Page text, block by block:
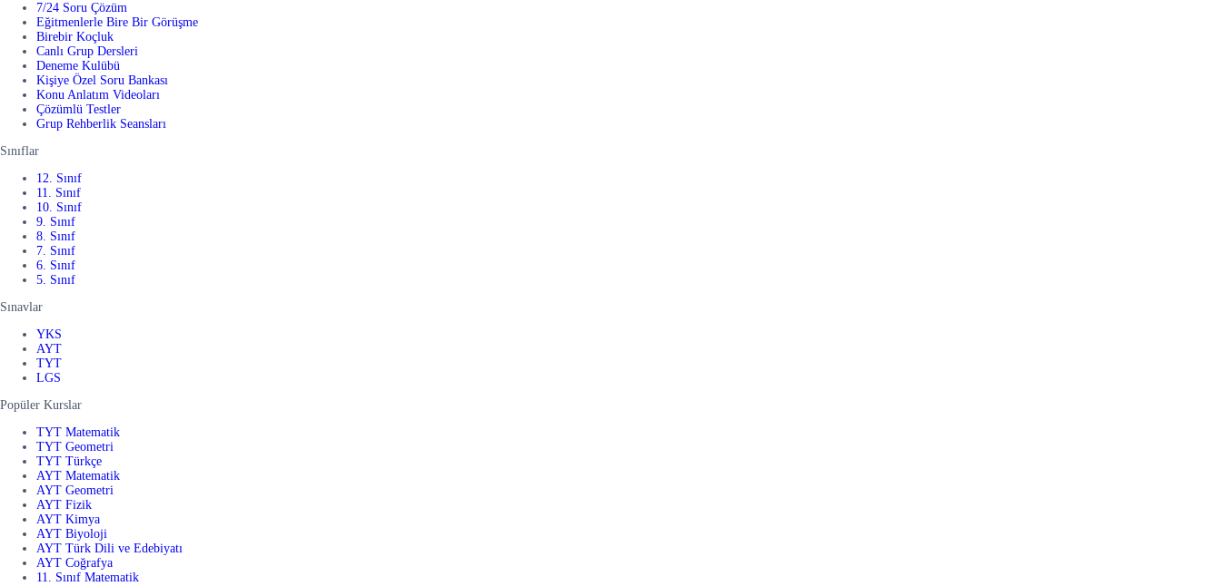
7/24 Soru Çözüm
Eğitmenlerle Bire Bir Görüşme
Birebir Koçluk
Canlı Grup Dersleri
Deneme Kulübü
Kişiye Özel Soru Bankası
Konu Anlatım Videoları
Çözümlü Testler
Grup Rehberlik Seansları
Sınıflar
12. Sınıf
11. Sınıf
10. Sınıf
9. Sınıf
8. Sınıf
7. Sınıf
6. Sınıf
5. Sınıf
Sınavlar
YKS
AYT
TYT
LGS
Popüler Kurslar
TYT Matematik
TYT Geometri
TYT Türkçe
AYT Matematik
AYT Geometri
AYT Fizik
AYT Kimya
AYT Biyoloji
AYT Türk Dili ve Edebiyatı
AYT Coğrafya
11. Sınıf Matematik